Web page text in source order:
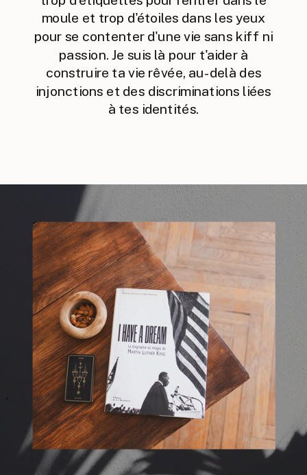
moule et trop d'étoiles dans les yeux
pour se contenter d'une vie sans kiff ni
passion. Je suis là pour t'aider à
construire ta vie rêvée, au-delà des
injonctions et des discriminations liées
à tes identités.